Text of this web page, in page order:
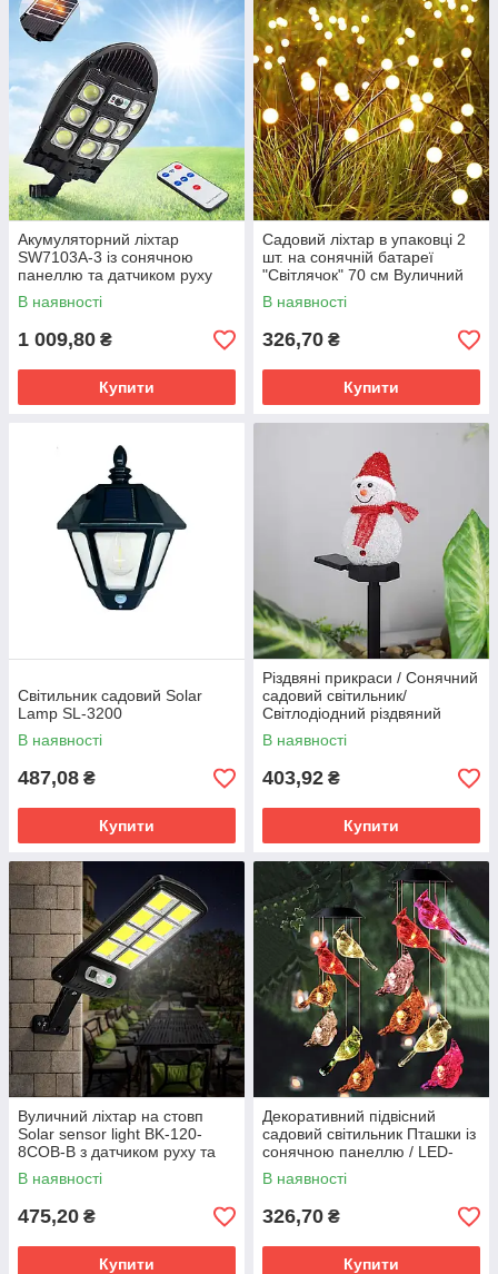
Акумуляторний ліхтар
SW7103A-3 із сонячною
панеллю та датчиком руху
В наявності
1 009,80 ₴
Купити
Садовий ліхтар в упаковці 2
шт. на сонячній батареї
"Світлячок" 70 см Вуличний
ліхтарик 8LED
В наявності
326,70 ₴
Купити
Світильник садовий Solar
Lamp SL-3200
В наявності
487,08 ₴
Купити
Різдвяні прикраси / Сонячний
садовий світильник/
Світлодіодний різдвяний
ліхтар AMhomely
В наявності
403,92 ₴
Купити
Вуличний ліхтар на стовп
Solar sensor light BK-120-
8COB-B з датчиком руху та
сонячною панеллю
В наявності
475,20 ₴
Купити
Декоративний підвісний
садовий світильник Пташки із
сонячною панеллю / LED-
птиці для саду,
водонепроникні світильники
В наявності
326,70 ₴
Купити